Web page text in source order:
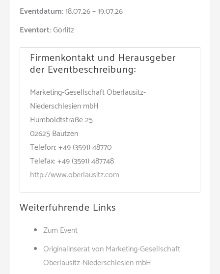
Eventdatum:18.07.26 – 19.07.26
Eventort:Görlitz
Firmenkontakt und Herausgeber
der Eventbeschreibung:
Marketing-Gesellschaft Oberlausitz-
Niederschlesien mbH
Humboldtstraße 25
02625 Bautzen
Telefon: +49 (3591) 48770
Telefax: +49 (3591) 487748
http://www.oberlausitz.com
Weiterführende Links
Zum Event
Originalinserat von Marketing-Gesellschaft
Oberlausitz-Niederschlesien mbH